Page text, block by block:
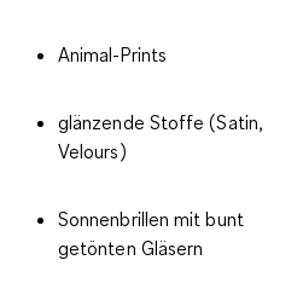
Animal-Prints
glänzende Stoffe (Satin,
Velours)
Sonnenbrillen mit bunt
getönten Gläsern